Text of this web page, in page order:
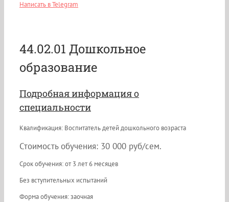
Написать в Telegram
44.02.01 Дошкольное
образование
Подробная информация о
специальности
Квалификация: Воспитатель детей дошкольного возраста
Стоимость обучения: 30 000 руб/сем.
Срок обучения: от 3 лет 6 месяцев
Без вступительных испытаний
Форма обучения: заочная